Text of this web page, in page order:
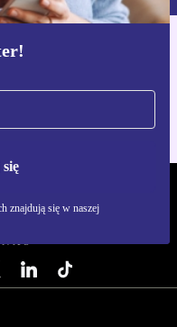
znajdują się w naszej
refurbed
NAS